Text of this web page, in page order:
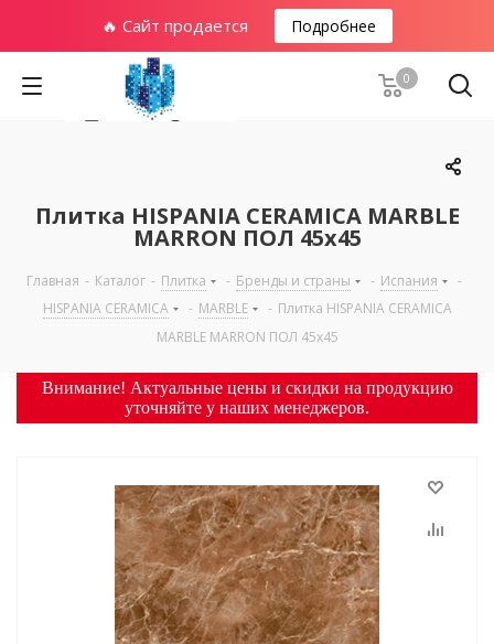
🔥 Сайт продается Подробнее
0
Плитка HISPANIA CERAMICA MARBLE
MARRON ПОЛ 45х45
Главная - Каталог - Плитка - Бренды и страны - Испания
-
HISPANIA CERAMICA
- MARBLE - Плитка HISPANIA CERAMICA
MARBLE MARRON ПОЛ 45х45
Внимание! Актуальные цены и скидки на продукцию
уточняйте у наших менеджеров.